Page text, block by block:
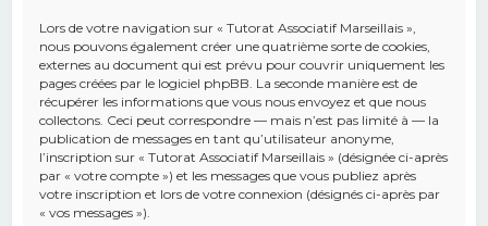
Lors de votre navigation sur « Tutorat Associatif Marseillais »,
nous pouvons également créer une quatrième sorte de cookies,
externes au document qui est prévu pour couvrir uniquement les
pages créées par le logiciel phpBB. La seconde manière est de
récupérer les informations que vous nous envoyez et que nous
collectons. Ceci peut correspondre — mais n’est pas limité à — la
publication de messages en tant qu’utilisateur anonyme,
l’inscription sur « Tutorat Associatif Marseillais » (désignée ci-après
par « votre compte ») et les messages que vous publiez après
votre inscription et lors de votre connexion (désignés ci-après par
« vos messages »).